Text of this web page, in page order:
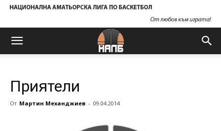
Приятели
От Мартин Механджиев - 09.04.2014